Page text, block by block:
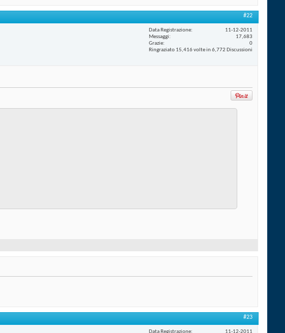
#22
Data Registrazione
11-12-2011
Messaggi
17,683
Grazie
0
Ringraziato 15,416 volte in 6,772 Discussioni
#23
Data Registrazione
11-12-2011